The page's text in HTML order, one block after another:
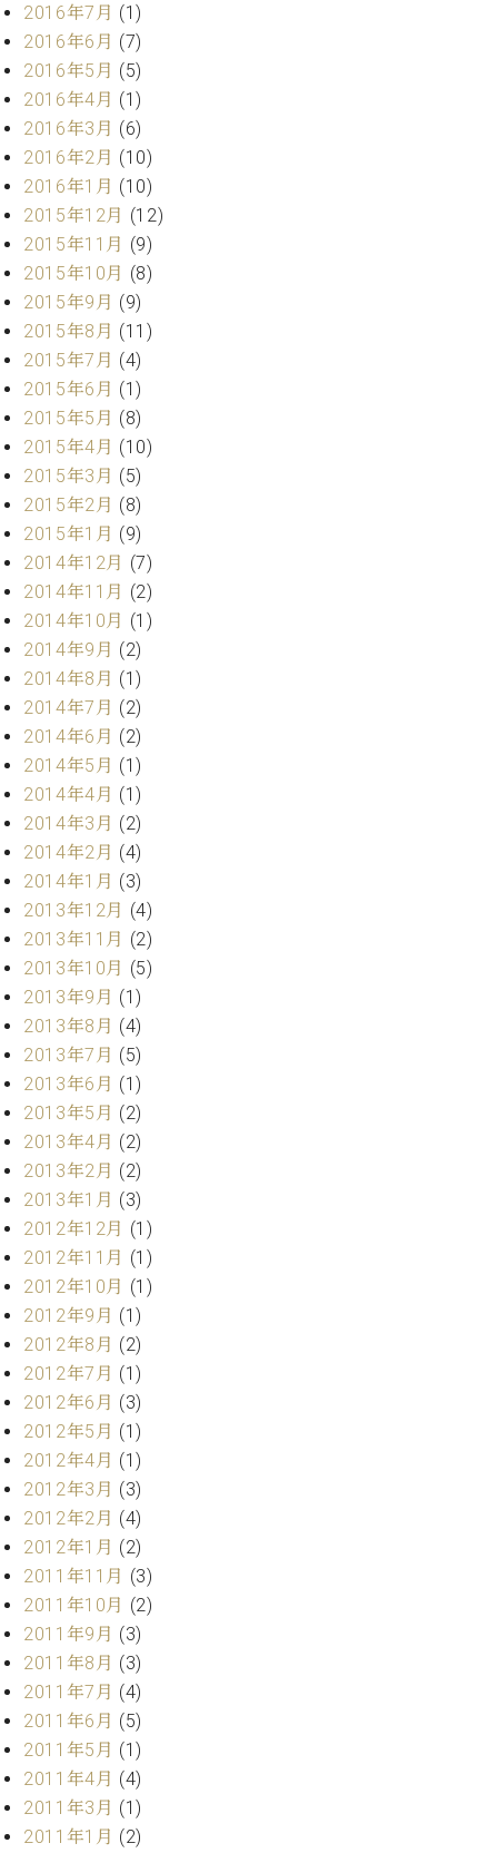
調
律
紹
介
調
律
料
表
お
問
い
合
わ
尾山調律師のブ
ログ Die
Musikgasse（音
楽の小道）
2016年7月 (1)
2016年6月 (7)
2016年5月 (5)
2016年4月 (1)
2016年3月 (6)
2016年2月 (10)
2016年1月 (10)
2015年12月 (12)
2015年11月 (9)
2015年10月 (8)
2015年9月 (9)
2015年8月 (11)
2015年7月 (4)
2015年6月 (1)
2015年5月 (8)
2015年4月 (10)
2015年3月 (5)
2015年2月 (8)
2015年1月 (9)
2014年12月 (7)
2014年11月 (2)
2014年10月 (1)
2014年9月 (2)
2014年8月 (1)
2014年7月 (2)
2014年6月 (2)
2014年5月 (1)
2014年4月 (1)
2014年3月 (2)
2014年2月 (4)
2014年1月 (3)
2013年12月 (4)
2013年11月 (2)
2013年10月 (5)
2013年9月 (1)
2013年8月 (4)
2013年7月 (5)
2013年6月 (1)
2013年5月 (2)
2013年4月 (2)
2013年2月 (2)
2013年1月 (3)
2012年12月 (1)
2012年11月 (1)
2012年10月 (1)
2012年9月 (1)
2012年8月 (2)
2012年7月 (1)
2012年6月 (3)
2012年5月 (1)
2012年4月 (1)
2012年3月 (3)
2012年2月 (4)
2012年1月 (2)
2011年11月 (3)
2011年10月 (2)
2011年9月 (3)
2011年8月 (3)
2011年7月 (4)
2011年6月 (5)
2011年5月 (1)
2011年4月 (4)
2011年3月 (1)
2011年1月 (2)